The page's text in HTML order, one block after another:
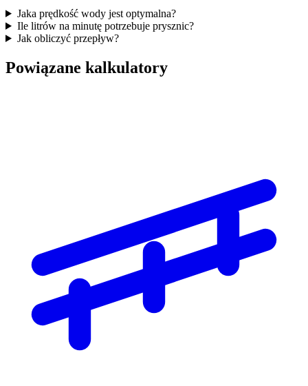
Jaka prędkość wody jest optymalna?
Ile litrów na minutę potrzebuje prysznic?
Jak obliczyć przepływ?
Powiązane kalkulatory